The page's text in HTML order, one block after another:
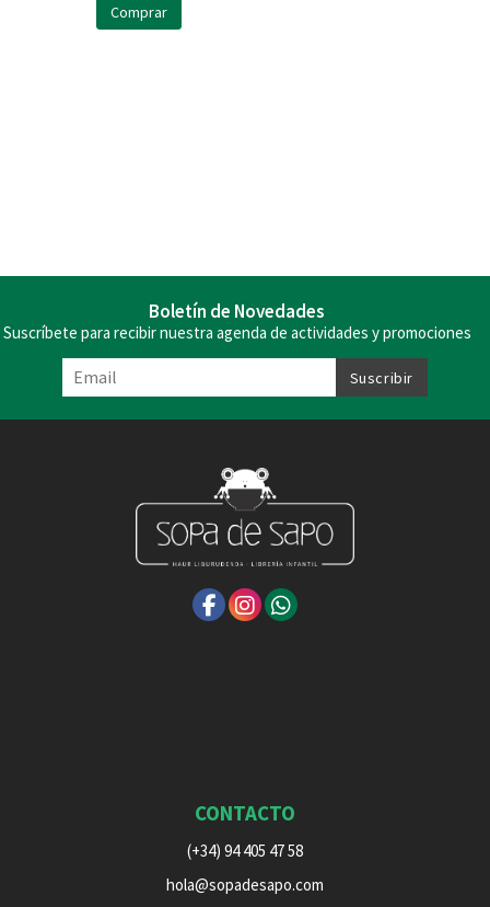
Comprar
Boletín de Novedades
Suscríbete para recibir nuestra agenda de actividades y promociones
CONTACTO
(+34) 94 405 47 58
hola@sopadesapo.com